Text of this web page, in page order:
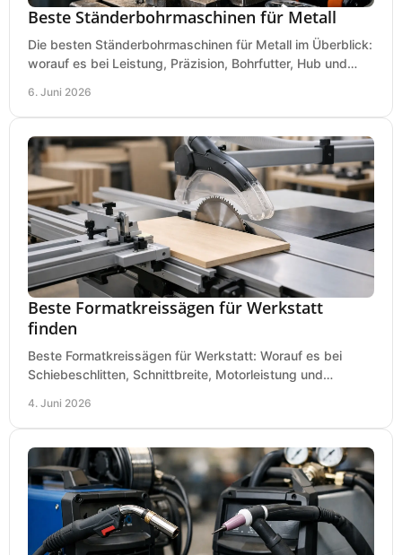
Beste Ständerbohrmaschinen für Metall
Die besten Ständerbohrmaschinen für Metall im Überblick:
worauf es bei Leistung, Präzision, Bohrfutter, Hub und
6. Juni 2026
Beste Formatkreissägen für Werkstatt
finden
Beste Formatkreissägen für Werkstatt: Worauf es bei
Schiebeschlitten, Schnittbreite, Motorleistung und
4. Juni 2026